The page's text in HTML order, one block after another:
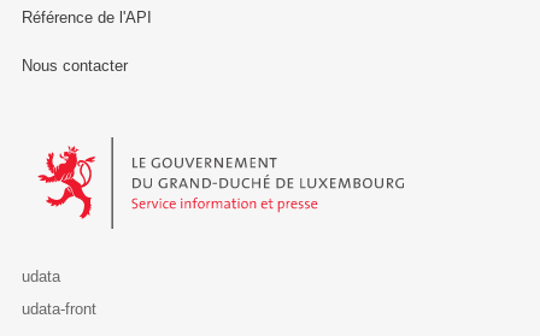
Référence de l'API
Nous contacter
Le Gouvernement du Grand-Duché de Luxembourg - Service
udata
udata-front